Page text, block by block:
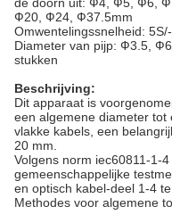
Ф20, Ф24, Ф37.5mm
Omwentelingssnelheid:
Diameter van pijp: Ф3.5,
stukken
Beschrijving:
Dit apparaat is
een algemene diameter
vlakke kabels, een
20 mm.
Volgens norm iec60811-1-
gemeenschappelijke
en optisch kabel-deel 1-4
Methodes voor algemene